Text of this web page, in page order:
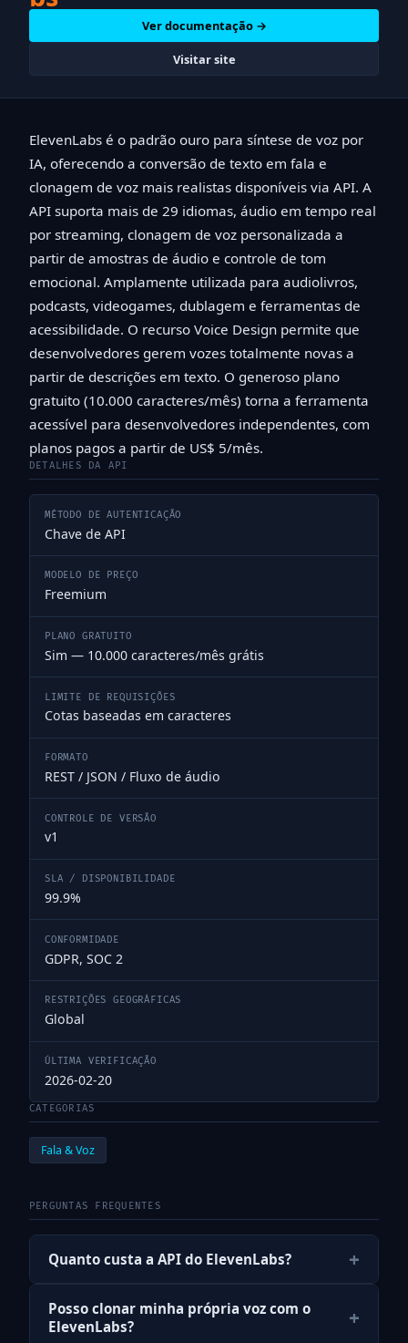
Ver documentação →
Visitar site
ElevenLabs é o padrão ouro para síntese de voz por
IA, oferecendo a conversão de texto em fala e
clonagem de voz mais realistas disponíveis via API. A
API suporta mais de 29 idiomas, áudio em tempo real
por streaming, clonagem de voz personalizada a
partir de amostras de áudio e controle de tom
emocional. Amplamente utilizada para audiolivros,
podcasts, videogames, dublagem e ferramentas de
acessibilidade. O recurso Voice Design permite que
desenvolvedores gerem vozes totalmente novas a
partir de descrições em texto. O generoso plano
gratuito (10.000 caracteres/mês) torna a ferramenta
acessível para desenvolvedores independentes, com
planos pagos a partir de US$ 5/mês.
DETALHES DA API
MÉTODO DE AUTENTICAÇÃO
Chave de API
MODELO DE PREÇO
Freemium
PLANO GRATUITO
Sim — 10.000 caracteres/mês grátis
LIMITE DE REQUISIÇÕES
Cotas baseadas em caracteres
FORMATO
REST / JSON / Fluxo de áudio
CONTROLE DE VERSÃO
v1
SLA / DISPONIBILIDADE
99.9%
CONFORMIDADE
GDPR, SOC 2
RESTRIÇÕES GEOGRÁFICAS
Global
ÚLTIMA VERIFICAÇÃO
2026-02-20
CATEGORIAS
Fala & Voz
PERGUNTAS FREQUENTES
Quanto custa a API do ElevenLabs? +
Posso clonar minha própria voz com o
ElevenLabs?
+